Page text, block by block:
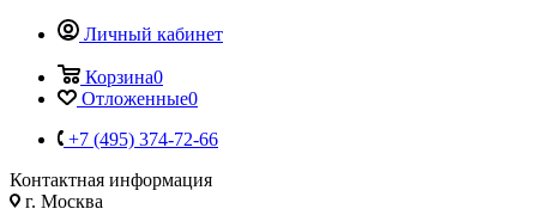
Личный кабинет
Корзина0
Отложенные0
+7 (495) 374-72-66
Контактная информация
г. Москва